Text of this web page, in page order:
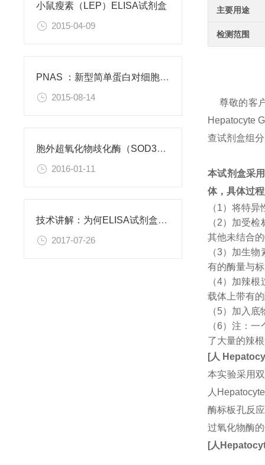
小鼠瘦素（LEP）ELISA试剂盒
2015-04-09
PNAS ：新型简单蛋白对细胞功能有积极作用
2015-08-14
胞外超氧化物歧化酶（SOD3）重组蛋白
2016-01-11
技术讲解：为何ELISA试剂盒OD值不正常
2017-07-26
主要用途
检测范围
尊敬的客
Hepatocyte
查试剂盒组
本试剂盒采
体，具体过
（1）将特
（2）加受
其他未结合
（3）加生
有的酶量与
（4）加辣
载体上带有
（5）加入
（6）注：
了大量的辣
[人
本实验采用
人
酶标板孔反
过氧化物酶
[人